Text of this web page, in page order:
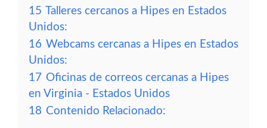
15 Talleres cercanos a Hipes en Estados
Unidos:
16 Webcams cercanas a Hipes en Estados
Unidos:
17 Oficinas de correos cercanas a Hipes
en Virginia - Estados Unidos
18 Contenido Relacionado: